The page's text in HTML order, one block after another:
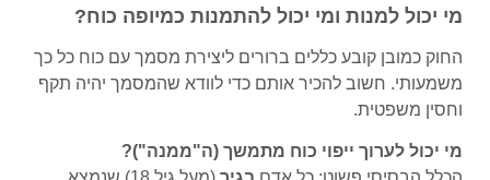
מי יכול למנות ומי יכול להתמנות כמיופה כוח?
החוק כמובן קובע כללים ברורים ליצירת מסמך עם כוח כל כך
משמעותי. חשוב להכיר אותם כדי לוודא שהמסמך יהיה תקף
וחסין משפטית.
מי יכול לערוך ייפוי כוח מתמשך (ה"ממנה")?